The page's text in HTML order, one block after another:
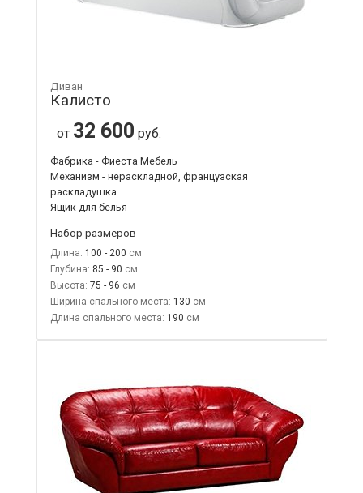
Диван
Калисто
от 32 600 руб.
Фабрика - Фиеста Мебель
Механизм - нераскладной, французская
раскладушка
Ящик для белья
Набор размеров
Длина: 100 - 200
Глубина: 85 - 90
Высота: 75 - 96
Ширина спального места: 130
Длина спального места: 190